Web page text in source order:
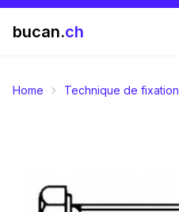
bucan.ch
Home Technique de fixation